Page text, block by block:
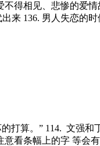
得相见、悲惨的爱
来 136. 男人失恋的
打算。” 114. 文强
看条幅上的字 等会